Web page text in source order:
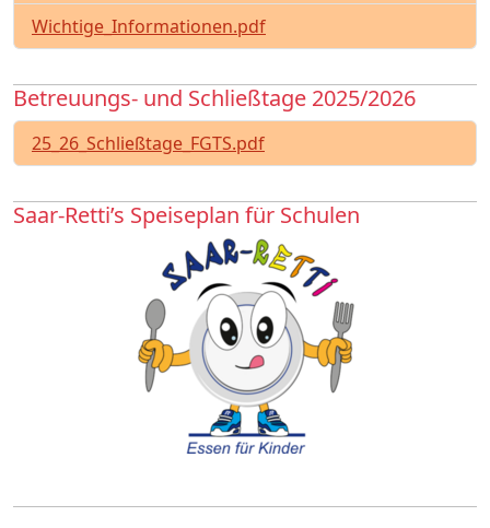
Wichtige_Informationen.pdf
Betreuungs- und Schließtage 2025/2026
25_26_Schließtage_FGTS.pdf
Saar-Retti’s Speiseplan für Schulen